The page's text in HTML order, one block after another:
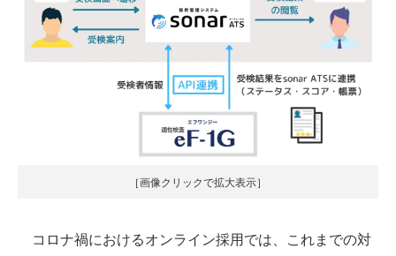
［画像クリックで拡大表示］
コロナ禍におけるオンライン採用では、これまでの対